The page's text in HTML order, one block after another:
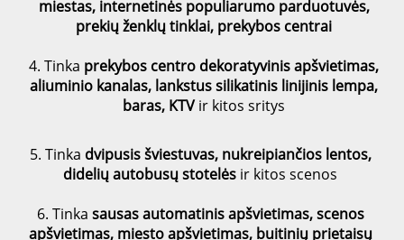
miestas, internetinės populiarumo parduotuvės,
prekių ženklų tinklai, prekybos centrai
4. Tinka prekybos centro dekoratyvinis apšvietimas,
aliuminio kanalas, lankstus silikatinis linijinis lempa,
baras, KTVir kitos sritys
5. Tinka dvipusis šviestuvas, nukreipiančios lentos,
didelių autobusų stotelės ir kitos scenos
6. Tinka sausas automatinis apšvietimas, scenos
apšvietimas, miesto apšvietimas, buitinių prietaisų